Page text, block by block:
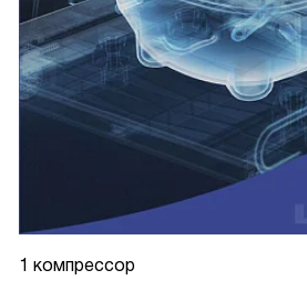
1 компрессор